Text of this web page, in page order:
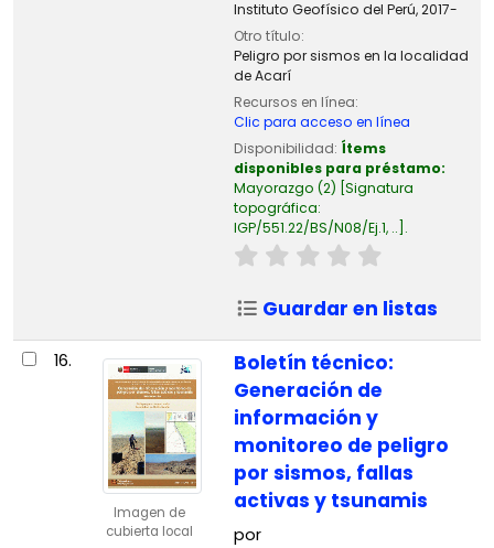
Instituto Geofísico del Perú,2017-
Otro título:
Peligro por sismos en la localidad
de Acarí
Recursos en línea:
Clic para acceso en línea
Disponibilidad: Ítems
disponibles para préstamo:
Mayorazgo (2) Signatura
topográfica:
IGP/551.22/BS/N08/Ej.1, .. .
Guardar en listas
16.
Imagen de
cubierta local
Boletín técnico:
Generación de
información y
monitoreo de peligro
por sismos, fallas
activas y tsunamis
por